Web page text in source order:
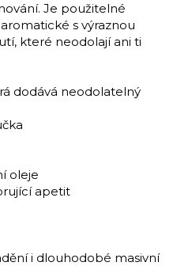
Je použitelné
s výraznou
které neodolají ani ti
dodává neodolatelný
oleje
apetit
i dlouhodobé masivní